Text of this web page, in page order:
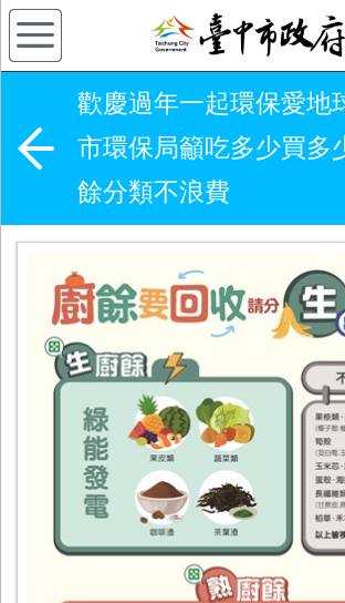
歡慶過年一起環保愛地
市環保局籲吃多少買多
餘分類不浪費